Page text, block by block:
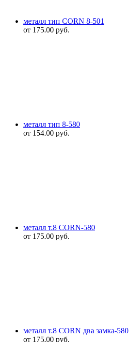
металл тип CORN 8-501
от 175.00 руб.
металл тип 8-580
от 154.00 руб.
металл т.8 CORN-580
от 175.00 руб.
металл т.8 CORN два замка-580
от 175.00 руб.